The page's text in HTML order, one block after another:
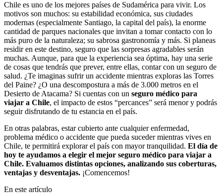
Chile es uno de los mejores países de Sudamérica para vivir. Los
motivos son muchos: su estabilidad económica, sus ciudades
modernas (especialmente Santiago, la capital del país), la enorme
cantidad de parques nacionales que invitan a tomar contacto con lo
más puro de la naturaleza; su sabrosa gastronomía y más. Si planeas
residir en este destino, seguro que las sorpresas agradables serán
muchas. Aunque, para que la experiencia sea óptima, hay una serie
de cosas que tendrás que prever, entre ellas, contar con un seguro de
salud. ¿Te imaginas sufrir un accidente mientras exploras las Torres
del Paine? ¿O una descompostura a más de 3.000 metros en el
Desierto de Atacama? Si cuentas con un seguro médico para
viajar a Chile, el impacto de estos “percances” será menor y podrás
seguir disfrutando de tu estancia en el país.
En otras palabras, estar cubierto ante cualquier enfermedad,
problema médico o accidente que pueda suceder mientras vives en
Chile, te permitirá explorar el país con mayor tranquilidad. El día de
hoy te ayudamos a elegir el mejor seguro médico para viajar a
Chile. Evaluamos distintas opciones, analizando sus coberturas,
ventajas y desventajas. ¡Comencemos!
En este artículo